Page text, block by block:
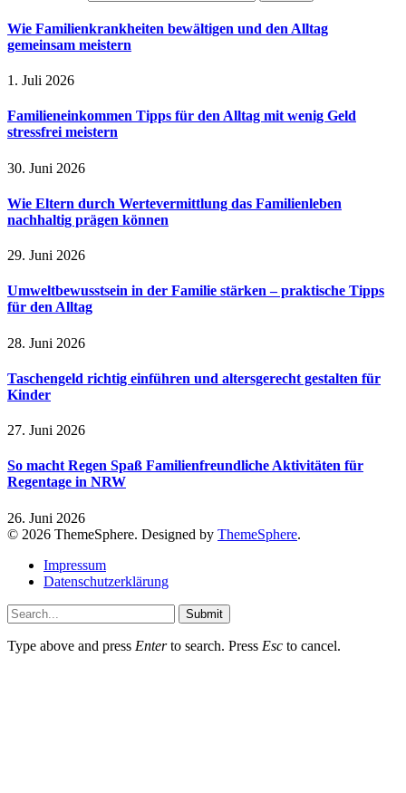
Wie Familienkrankheiten bewältigen und den Alltag
gemeinsam meistern
1. Juli 2026
Familieneinkommen Tipps für den Alltag mit wenig Geld
stressfrei meistern
30. Juni 2026
Wie Eltern durch Wertevermittlung das Familienleben
nachhaltig prägen können
29. Juni 2026
Umweltbewusstsein in der Familie stärken – praktische Tipps
für den Alltag
28. Juni 2026
Taschengeld richtig einführen und altersgerecht gestalten für
Kinder
27. Juni 2026
So macht Regen Spaß Familienfreundliche Aktivitäten für
Regentage in NRW
26. Juni 2026
© 2026 ThemeSphere. Designed by ThemeSphere.
Impressum
Datenschutzerklärung
Submit
Type above and press Enterto search. Press Esc to cancel.